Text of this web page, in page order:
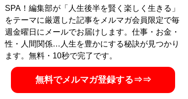
発信する。また、最大手宅配会社に長年宅配ドライバー
として勤務した経験とネットワークを活かし、大手経済
誌のWEB版などで宅配関連の記事も執筆する。タクシ
ー・宅配業界の現場視点から、「物」・「人」・「運
ぶ」・「届ける」をそれぞれハード（荷物・人）だけで
はなく、ソフト（心と気持ち）の面を中心に記事を執筆
中。ブログ
「二階堂運人ホームページ」
SPA！編集部が「人生後半を賢く楽しく生きる」
をテーマに厳選した記事をメルマガ会員限定で毎
週金曜日にメールでお届けします。仕事・お金・
性・人間関係…人生を豊かにする秘訣が見つかり
ます。無料・10秒で完了です。
無料でメルマガ登録する⇒⇒